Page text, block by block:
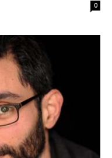
0